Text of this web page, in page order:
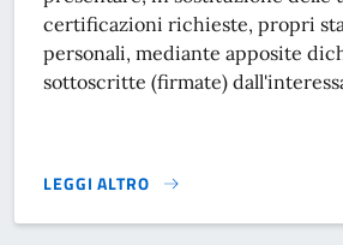
certificazioni richieste, propri
personali, mediante apposite
sottoscritte (firmate)
LEGGI ALTRO
AUTOCERTIFICAZIONE}